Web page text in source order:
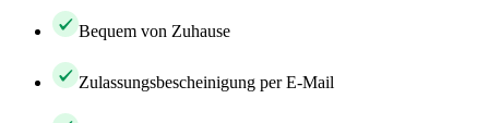
Bequem von Zuhause
Zulassungsbescheinigung per E-Mail